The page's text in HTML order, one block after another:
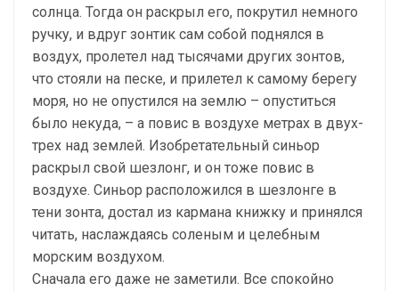
солнца. Тогда он раскрыл его, покрутил немного
ручку, и вдруг зонтик сам собой поднялся в
воздух, пролетел над тысячами других зонтов,
что стояли на песке, и прилетел к самому берегу
моря, но не опустился на землю – опуститься
было некуда, – а повис в воздухе метрах в двух-
трех над землей. Изобретательный синьор
раскрыл свой шезлонг, и он тоже повис в
воздухе. Синьор расположился в шезлонге в
тени зонта, достал из кармана книжку и принялся
читать, наслаждаясь соленым и целебным
морским воздухом.
Сначала его даже не заметили. Все спокойно